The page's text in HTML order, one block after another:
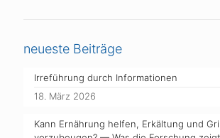
neueste Beiträge
Irreführung durch Informationen
18. März 2026
Kann Ernährung helfen, Erkältung und